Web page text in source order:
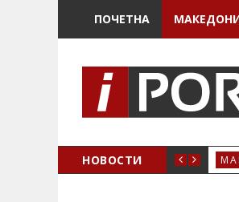
ПОЧЕТНА
НОВОСТИ
ЖЕНСКО ЗДРАВЈЕ ВО КРИВА ПАЛАНКА